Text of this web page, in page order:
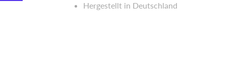
Hergestellt in Deutschland